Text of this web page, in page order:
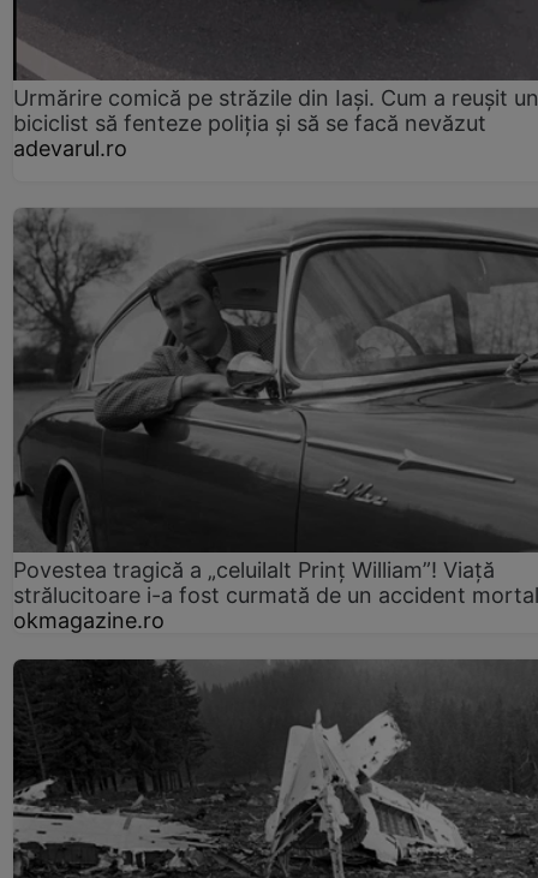
Urmărire comică pe străzile din Iași. Cum a reușit un
biciclist să fenteze poliția și să se facă nevăzut
adevarul.ro
Povestea tragică a „celuilalt Prinț William”! Viață
strălucitoare i-a fost curmată de un accident mortal
okmagazine.ro